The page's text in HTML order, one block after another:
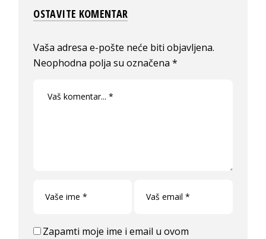
OSTAVITE KOMENTAR
Vaša adresa e-pošte neće biti objavljena.
Neophodna polja su označena*
Zapamti moje ime i email u ovom